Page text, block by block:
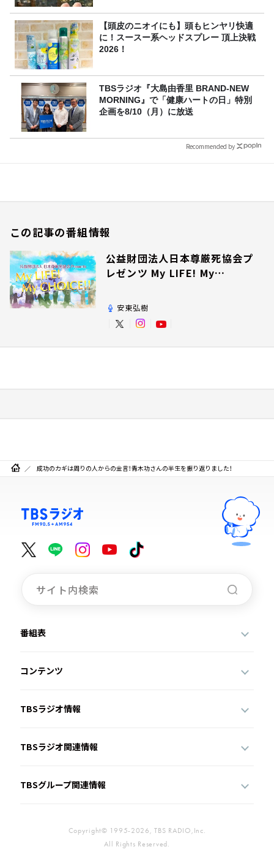
【頭皮のニオイにも】頭もヒンヤリ快適
に！スースー系ヘッドスプレー 頂上決戦
2026！
TBSラジオ『大島由香里 BRAND-NEW
MORNING』で「健康ハートの日」特別
企画を8/10（月）に放送
Recommended by
この記事の番組情報
公益財団法人日本尊厳死協会プ
レゼンツ My LIFE! My
安東弘樹
成功のカギは周りの人からの金言！青木功さんの半生を振り返りました！
番組表
コンテンツ
TBSラジオ情報
TBSラジオ関連情報
TBSグループ関連情報
Copyright© 1995-2026, TBS RADIO,Inc.
All Rights Reserved.